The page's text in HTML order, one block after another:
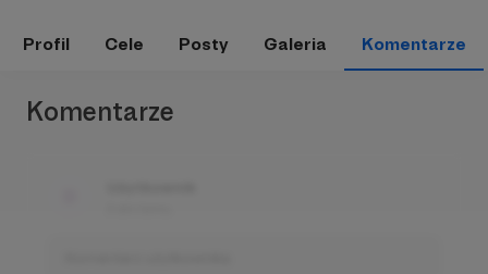
Profil Cele Posty Galeria Komentarze
Komentarze